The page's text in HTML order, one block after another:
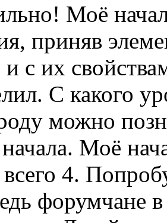
Моё
приняв
с их
С какого
можно
начала. Моё
4.
форумчане